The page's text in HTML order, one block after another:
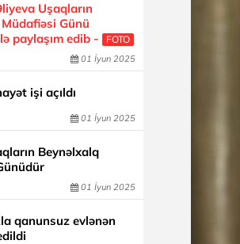
Uşaqların
Günü
paylaşım edib -
FOTO
01 İyun 2025
işi açıldı
01 İyun 2025
Beynəlxalq
01 İyun 2025
qanunsuz evlənən